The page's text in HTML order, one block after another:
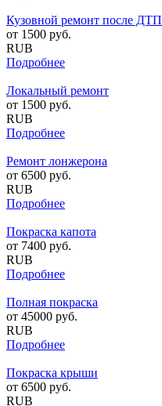
Кузовной ремонт после ДТП
от 1500 руб.
RUB
Подробнее
Локальный ремонт
от 1500 руб.
RUB
Подробнее
Ремонт лонжерона
от 6500 руб.
RUB
Подробнее
Покраска капота
от 7400 руб.
RUB
Подробнее
Полная покраска
от 45000 руб.
RUB
Подробнее
Покраска крыши
от 6500 руб.
RUB